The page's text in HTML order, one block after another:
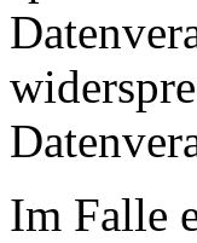
Im Falle